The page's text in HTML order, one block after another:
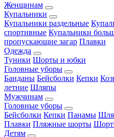
Женщинам
Купальники
Купальники раздельные
спортивные Купальники
пропускающие загар Плавки
Одежда
Туники Шорты и юбки
Головные уборы
Банданы Бейсболки Кепки
летние Шляпы
Мужчинам
Головные уборы
Бейсболки Кепки Панамы
Плавки Пляжные шорты
Детям